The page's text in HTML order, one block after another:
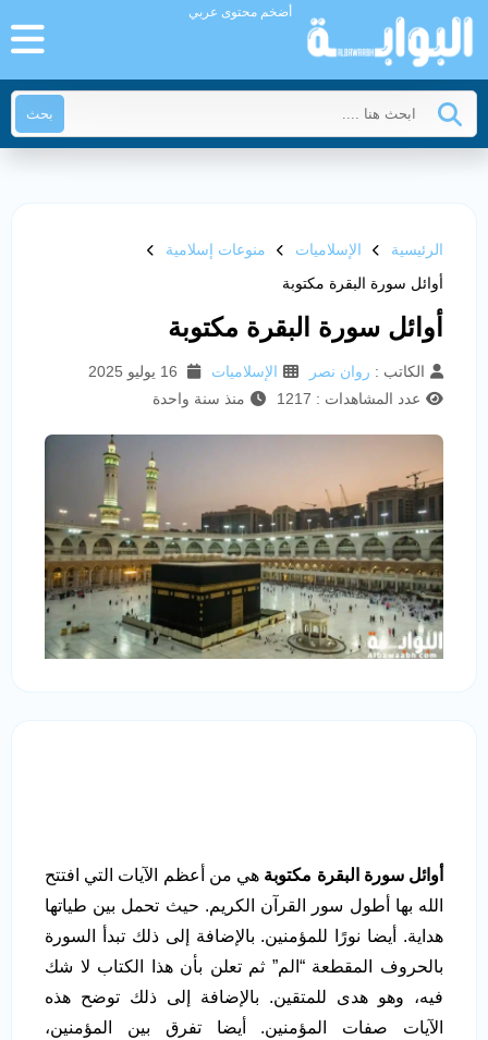
أضخم محتوى عربي
بحث
الرئيسية الإسلاميات
منوعات إسلامية
أوائل سورة البقرة مكتوبة
أوائل سورة البقرة مكتوبة
الكاتب : روان نصر الإسلاميات
عدد المشاهدات : 1217
منذ سنة واحدة
أوائل سورة البقرة مكتوبة هي من أعظم الآيات التي افتتح
الله بها أطول سور القرآن الكريم. حيث تحمل بين طياتها
هداية. أيضا نورًا للمؤمنين. بالإضافة إلى ذلك تبدأ السورة
بالحروف المقطعة “الم” ثم تعلن بأن هذا الكتاب لا شك
فيه، وهو هدى للمتقين. بالإضافة إلى ذلك توضح هذه
الآيات صفات المؤمنين. أيضا تفرق بين المؤمنين،